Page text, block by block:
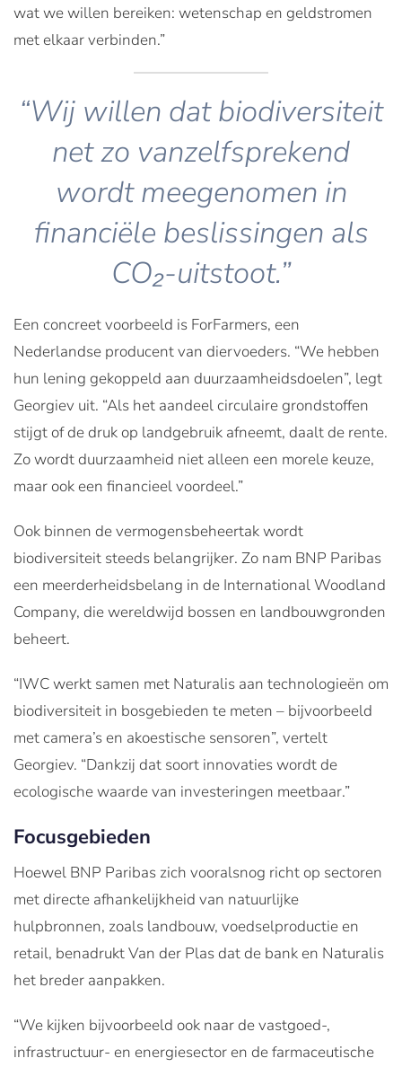
wat we willen bereiken: wetenschap en geldstromen
met elkaar verbinden.”
“Wij willen dat biodiversiteit
net zo vanzelfsprekend
wordt meegenomen in
financiële beslissingen als
CO₂-uitstoot.”
Een concreet voorbeeld is ForFarmers, een
Nederlandse producent van diervoeders. “We hebben
hun lening gekoppeld aan duurzaamheidsdoelen”, legt
Georgiev uit. “Als het aandeel circulaire grondstoffen
stijgt of de druk op landgebruik afneemt, daalt de rente.
Zo wordt duurzaamheid niet alleen een morele keuze,
maar ook een financieel voordeel.”
Ook binnen de vermogensbeheertak wordt
biodiversiteit steeds belangrijker. Zo nam BNP Paribas
een meerderheidsbelang in de International Woodland
Company, die wereldwijd bossen en landbouwgronden
beheert.
“IWC werkt samen met Naturalis aan technologieën om
biodiversiteit in bosgebieden te meten – bijvoorbeeld
met camera’s en akoestische sensoren”, vertelt
Georgiev. “Dankzij dat soort innovaties wordt de
ecologische waarde van investeringen meetbaar.”
Focusgebieden
Hoewel BNP Paribas zich vooralsnog richt op sectoren
met directe afhankelijkheid van natuurlijke
hulpbronnen, zoals landbouw, voedselproductie en
retail, benadrukt Van der Plas dat de bank en Naturalis
het breder aanpakken.
“We kijken bijvoorbeeld ook naar de vastgoed-,
infrastructuur- en energiesector en de farmaceutische